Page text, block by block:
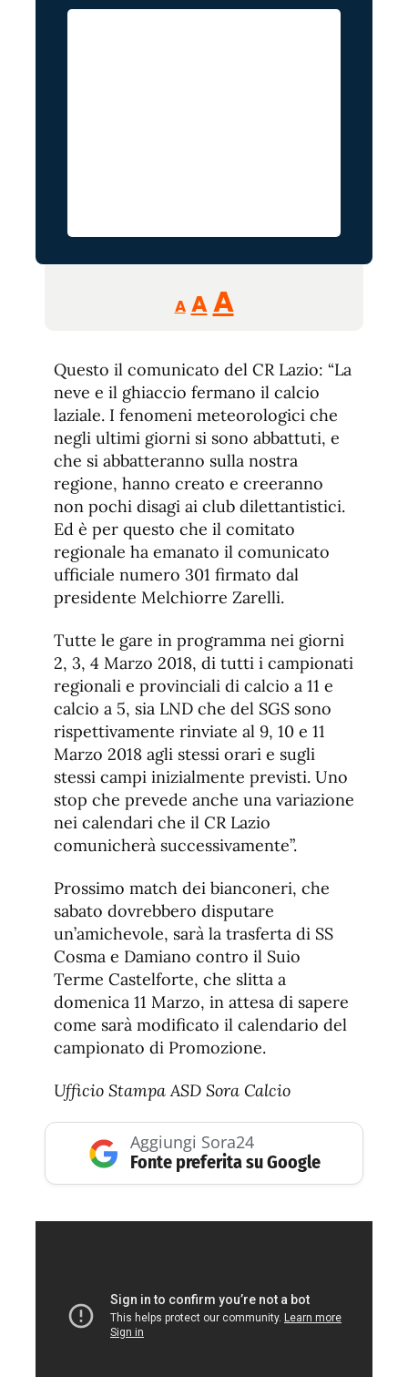
A
Reducir
tamaño
A Restablecer
de
fuente
AAumentar
de
fuente.
Questo il comunicato del CR Lazio: “La
neve e il ghiaccio fermano il calcio
laziale. I fenomeni meteorologici che
negli ultimi giorni si sono abbattuti, e
che si abbatteranno sulla nostra
regione, hanno creato e creeranno
non pochi disagi ai club dilettantistici.
Ed è per questo che il comitato
regionale ha emanato il comunicato
ufficiale numero 301 firmato dal
presidente Melchiorre Zarelli.
Tutte le gare in programma nei giorni
2, 3, 4 Marzo 2018, di tutti i campionati
regionali e provinciali di calcio a 11 e
calcio a 5, sia LND che del SGS sono
rispettivamente rinviate al 9, 10 e 11
Marzo 2018 agli stessi orari e sugli
stessi campi inizialmente previsti. Uno
stop che prevede anche una variazione
nei calendari che il CR Lazio
comunicherà successivamente”.
Prossimo match dei bianconeri, che
sabato dovrebbero disputare
un’amichevole, sarà la trasferta di SS
Cosma e Damiano contro il Suio
Terme Castelforte, che slitta a
domenica 11 Marzo, in attesa di sapere
come sarà modificato il calendario del
campionato di Promozione.
Ufficio Stampa ASD Sora Calcio
Aggiungi Sora24
Fonte preferita su Google